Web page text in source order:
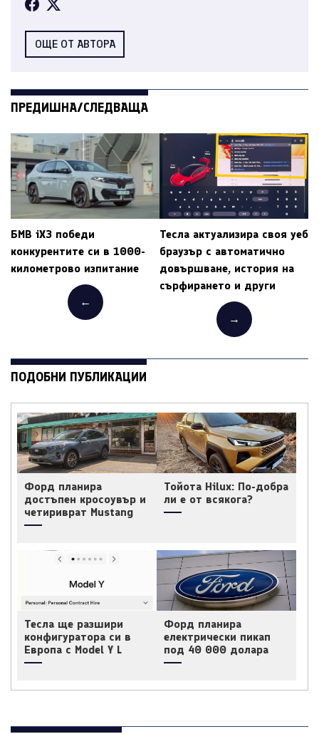
ОЩЕ ОТ АВТОРА
ПРЕДИШНА/СЛЕДВАЩА
БМВ iX3 победи
конкурентите си в 1000-
километрово изпитание
←
Тесла актуализира своя уеб
браузър с автоматично
довършване, история на
сърфирането и други
→
ПОДОБНИ ПУБЛИКАЦИИ
Форд планира
достъпен кросоувър и
четириврат Mustang
Тойота Hilux: По-добра
ли е от всякога?
Тесла ще разшири
конфигуратора си в
Европа с Model Y L
Форд планира
електрически пикап
под 40 000 долара